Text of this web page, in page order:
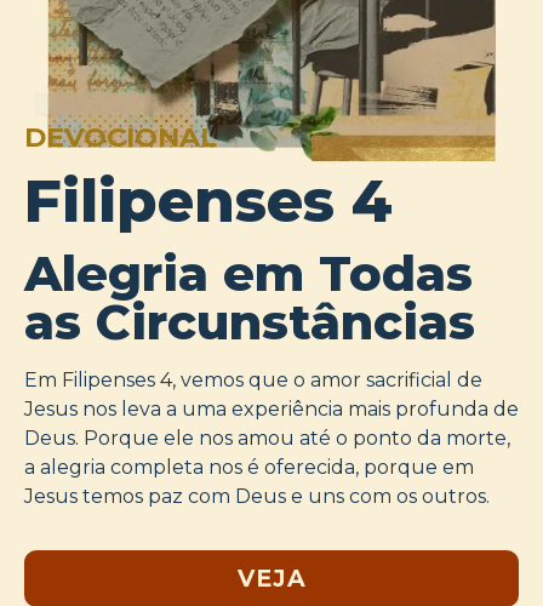
DEVOCIONAL
Filipenses 4
Alegria em Todas
as Circunstâncias
Em Filipenses 4, vemos que o amor sacrificial de
Jesus nos leva a uma experiência mais profunda de
Deus. Porque ele nos amou até o ponto da morte,
a alegria completa nos é oferecida, porque em
Jesus temos paz com Deus e uns com os outros.
VEJA